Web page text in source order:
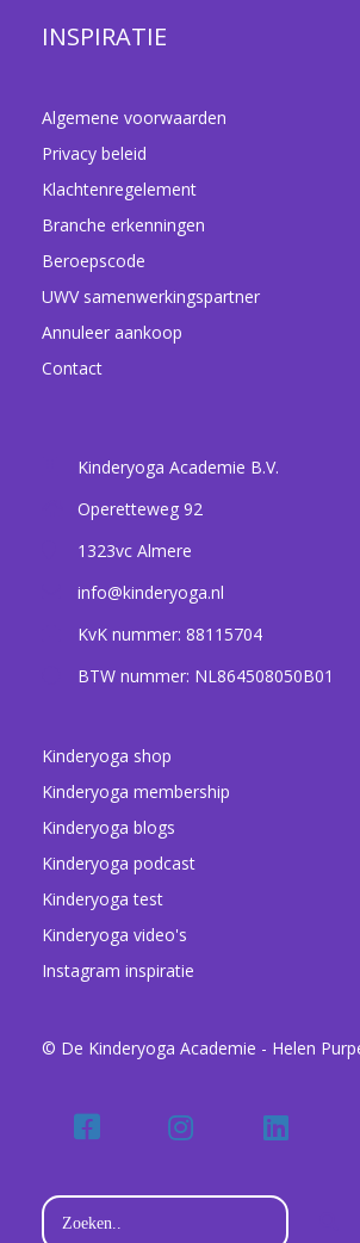
INSPIRATIE
Algemene voorwaarden
Privacy beleid
Klachtenregelement
Branche erkenningen
Beroepscode
UWV samenwerkingspartner
Annuleer aankoop
Contact
Kinderyoga Academie B.V.
Operetteweg 92
1323vc Almere
info@kinderyoga.nl
KvK nummer: 88115704
BTW nummer: NL864508050B01
Kinderyoga shop
Kinderyoga membership
Kinderyoga blogs
Kinderyoga podcast
Kinderyoga test
Kinderyoga video's
Instagram inspiratie
© De Kinderyoga Academie - Helen